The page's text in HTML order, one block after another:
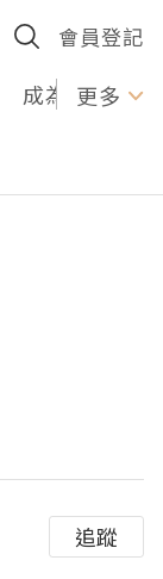
會員登記
成為U更多
追蹤